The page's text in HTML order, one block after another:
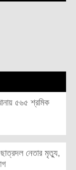
৫৬৫ শ্রমিক
নেতার মৃত্যু,